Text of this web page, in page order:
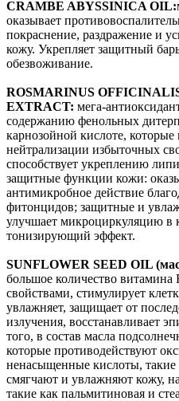
CRAMBE ABYSSINICA OIL:
оказывает
покраснение, раздражение и
кожу. Укрепляет защитный
обезвоживание.
ROSMARINUS
EXTRACT: мега-
содержанию фенольных
карнозойной кислоте,
нейтрализации избыточных
способствует укреплению
защитные функции кожи:
антимикробное действие
фитонцидов; защитные и
улучшает микроциркуляцию в
тонизирующий эффект.
SUNFLOWER SEED OIL
большое количество
свойствами, стимулирует
увлажняет, защищает от
излучения, восстанавливает
того, в состав масла
которые противодействуют
ненасыщенные кислоты, такие
смягчают и увлажняют кожу,
такие как пальмитиновая и